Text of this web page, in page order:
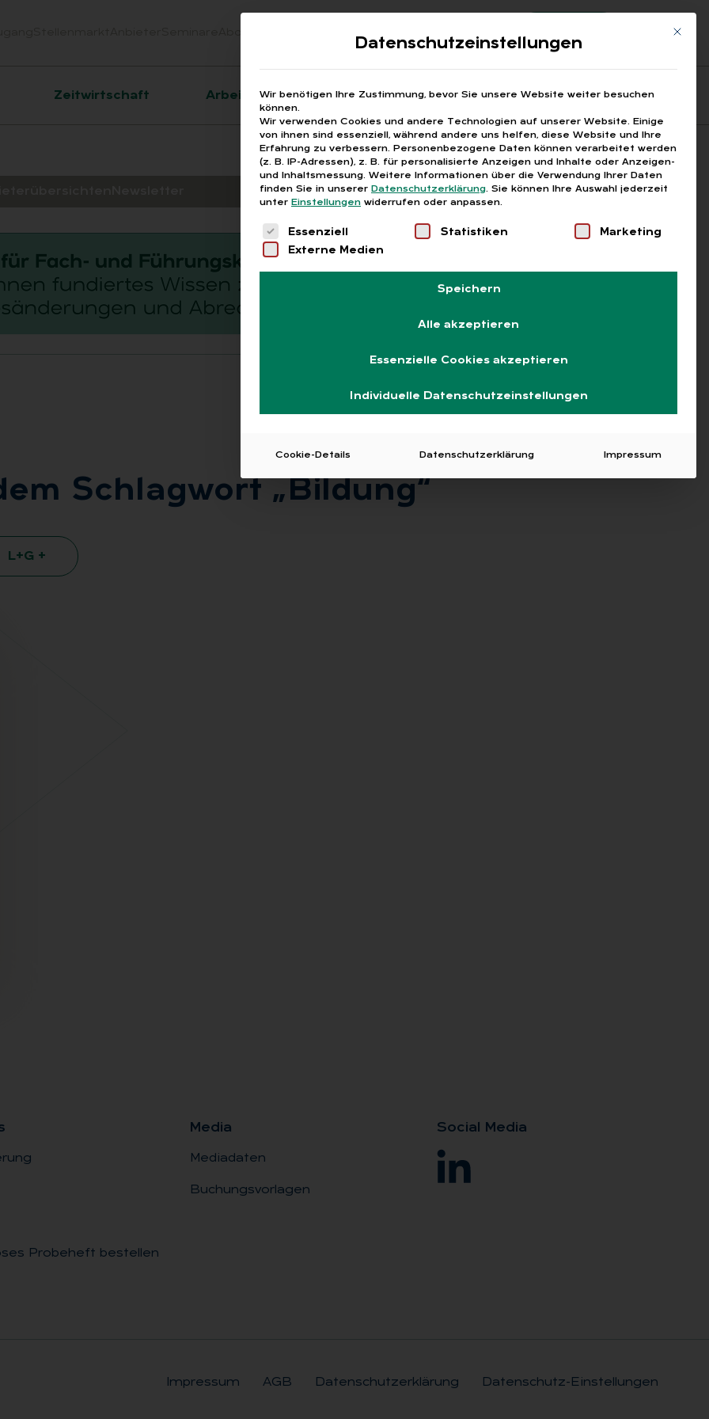
Suchen
Registrierung
Zeitwirtschaft Arbeitsrecht Fragen aus den ARGEn Printausgaben
Schlag­wort „Bil­dung“
L+G +
Probeheft bestellen
Me­dia
Mediadaten
Buchungsvorlagen
So­ci­al Me­dia
Impressum AGB Datenschutzerklärung Datenschutz-Einstellungen
Mit
Datenschutzeinstellungen
Wir benötigen Ihre Zustimmung, bevor Sie unsere Website weiter besuchen
können.
Wir verwenden Cookies und andere Technologien auf unserer Website. Einige
von ihnen sind essenziell, während andere uns helfen, diese Website und Ihre
Erfahrung zu verbessern. Personenbezogene Daten können verarbeitet werden
(z. B. IP-Adressen), z. B. für personalisierte Anzeigen und Inhalte oder Anzeigen-
und Inhaltsmessung. Weitere Informationen über die Verwendung Ihrer Daten
finden Sie in unserer Datenschutzerklärung. Sie können Ihre Auswahl jederzeit
unter Einstellungen widerrufen oder anpassen.
Es folgt eine Liste der Service-Gruppen, für die eine
Essenziell Statistiken
Marketing
Externe Medien
Speichern
Alle akzeptieren
Essenzielle Cookies akzeptieren
Individuelle Datenschutzeinstellungen
Cookie-Details Datenschutzerklärung Impressum